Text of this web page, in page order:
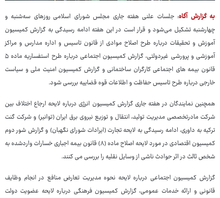
به گزارش آگاه: جلسات علنی هفته جاری مجلس شورای اسلامی روزهای سه‌شنبه و
چهارشنبه تشکیل می‌شود و قرار است در این هفته ادامه رسیدگی به گزارش کمیسیون
آموزش و تحقیقات درباره طرح اصلاح موادی از قانون تاسیس و اداره مدارس و مراکز
آموزشی و پرورشی غیردولتی، گزارش کمیسیون اجتماعی درباره طرح استفساریه ماده ۵
قانون بیمه های اجتماعی کارگران ساختمانی و گزارش کمیسیون امنیت ملی و سیاست
خارجی درباره طرح تاسیس حفاظت و اطلاعات قوه قضاییه بررسی شود.
همچنین نمایندگان در هفته جاری گزارش کمیسیون انرژی درباره لایحه ارجاع اختلاف بین
شرکت مادرتخصصی مدیریت تولید، انتقال و توزیع نیروی برق ایران (توانیر) و شرکت گنت
ترکیه به داوری، ادامه رسیدگی به لایحه تجارت (ایرادات شورای نگهبان) و گزارش شور دوم
کمیسیون اقتصادی در مورد لایحه اصلاح ماده (۸) قانون بیمه اجباری خسارات واردشده به
شخص ثالث در اثر حوادث ناشی از وسایل نقلیه را بررسی می کنند.
گزارش کمیسیون اجتماعی درباره لایحه نحوه مدیریت تعارض منافع در انجام وظایف
قانونی و ارائه خدمات عمومی، گزارش کمیسیون فرهنگی درباره لایحه عضویت دولت